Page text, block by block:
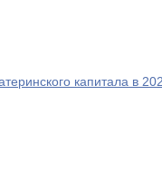
капитала в